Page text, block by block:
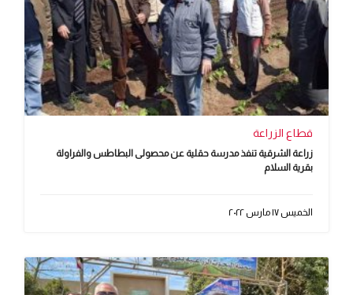
قطاع الزراعة
زراعة الشرقية تنفذ مدرسة حقلية عن محصولى البطاطس والفراولة
بقرية السلام
الخميس ١٧ مارس ٢٠٢٢